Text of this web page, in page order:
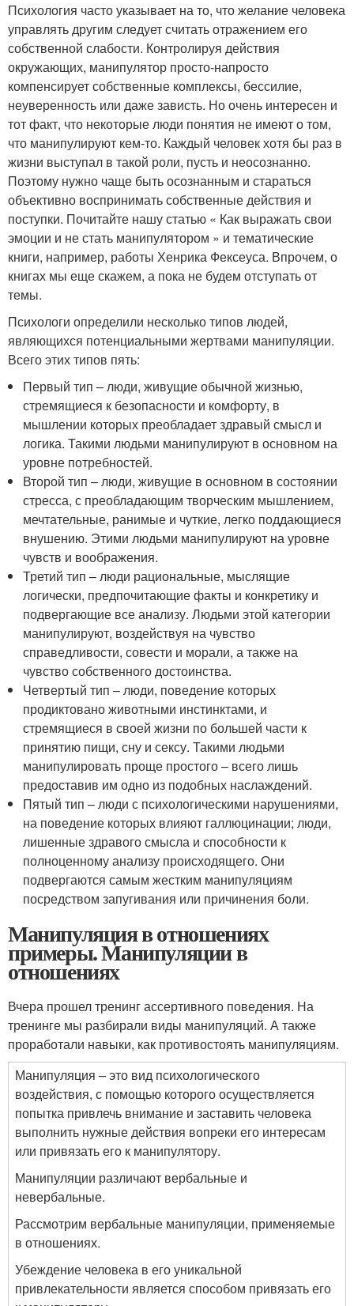
Психология часто указывает на то, что желание человека
управлять другим следует считать отражением его
собственной слабости. Контролируя действия
окружающих, манипулятор просто-напросто
компенсирует собственные комплексы, бессилие,
неуверенность или даже зависть. Но очень интересен и
тот факт, что некоторые люди понятия не имеют о том,
что манипулируют кем-то. Каждый человек хотя бы раз в
жизни выступал в такой роли, пусть и неосознанно.
Поэтому нужно чаще быть осознанным и стараться
объективно воспринимать собственные действия и
поступки. Почитайте нашу статью « Как выражать свои
эмоции и не стать манипулятором » и тематические
книги, например, работы Хенрика Фексеуса. Впрочем, о
книгах мы еще скажем, а пока не будем отступать от
темы.
Психологи определили несколько типов людей,
являющихся потенциальными жертвами манипуляции.
Всего этих типов пять:
Первый тип – люди, живущие обычной жизнью,
стремящиеся к безопасности и комфорту, в
мышлении которых преобладает здравый смысл и
логика. Такими людьми манипулируют в основном на
уровне потребностей.
Второй тип – люди, живущие в основном в состоянии
стресса, с преобладающим творческим мышлением,
мечтательные, ранимые и чуткие, легко поддающиеся
внушению. Этими людьми манипулируют на уровне
чувств и воображения.
Третий тип – люди рациональные, мыслящие
логически, предпочитающие факты и конкретику и
подвергающие все анализу. Людьми этой категории
манипулируют, воздействуя на чувство
справедливости, совести и морали, а также на
чувство собственного достоинства.
Четвертый тип – люди, поведение которых
продиктовано животными инстинктами, и
стремящиеся в своей жизни по большей части к
принятию пищи, сну и сексу. Такими людьми
манипулировать проще простого – всего лишь
предоставив им одно из подобных наслаждений.
Пятый тип – люди с психологическими нарушениями,
на поведение которых влияют галлюцинации; люди,
лишенные здравого смысла и способности к
полноценному анализу происходящего. Они
подвергаются самым жестким манипуляциям
посредством запугивания или причинения боли.
Манипуляция в отношениях
примеры. Манипуляции в
отношениях
Вчера прошел тренинг ассертивного поведения. На
тренинге мы разбирали виды манипуляций. А также
проработали навыки, как противостоять манипуляциям.
Манипуляция – это вид психологического
воздействия, с помощью которого осуществляется
попытка привлечь внимание и заставить человека
выполнить нужные действия вопреки его интересам
или привязать его к манипулятору.
Манипуляции различают вербальные и
невербальные.
Рассмотрим вербальные манипуляции, применяемые
в отношениях.
Убеждение человека в его уникальной
привлекательности является способом привязать его